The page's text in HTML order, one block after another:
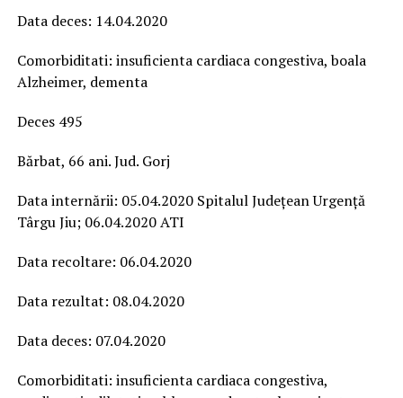
Data deces: 14.04.2020
Comorbiditati: insuficienta cardiaca congestiva, boala
Alzheimer, dementa
Deces 495
Bărbat, 66 ani. Jud. Gorj
Data internării: 05.04.2020 Spitalul Județean Urgență
Târgu Jiu; 06.04.2020 ATI
Data recoltare: 06.04.2020
Data rezultat: 08.04.2020
Data deces: 07.04.2020
Comorbiditati: insuficienta cardiaca congestiva,